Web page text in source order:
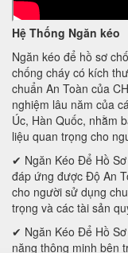
Hệ Thống Ngăn kéo
Ngăn kéo để hồ sơ
chống cháy có kích
chuẩn An Toàn của
nghiệm lâu năm của
Úc, Hàn Quốc, nhằm
liệu quan trọng cho
✔ Ngăn Kéo Để Hồ
đáp ứng được Độ An
cho người sử dụng
trọng và các tài sản
✔ Ngăn Kéo Để Hồ
năng thông minh bên